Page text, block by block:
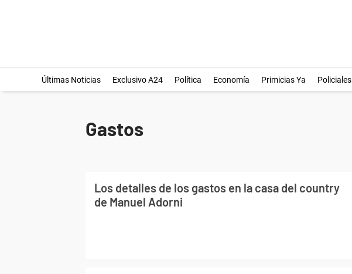
Últimas Noticias Exclusivo A24 Política Economía Primicias Ya Policiales
Gastos
Los detalles de los gastos en la casa del country
de Manuel Adorni